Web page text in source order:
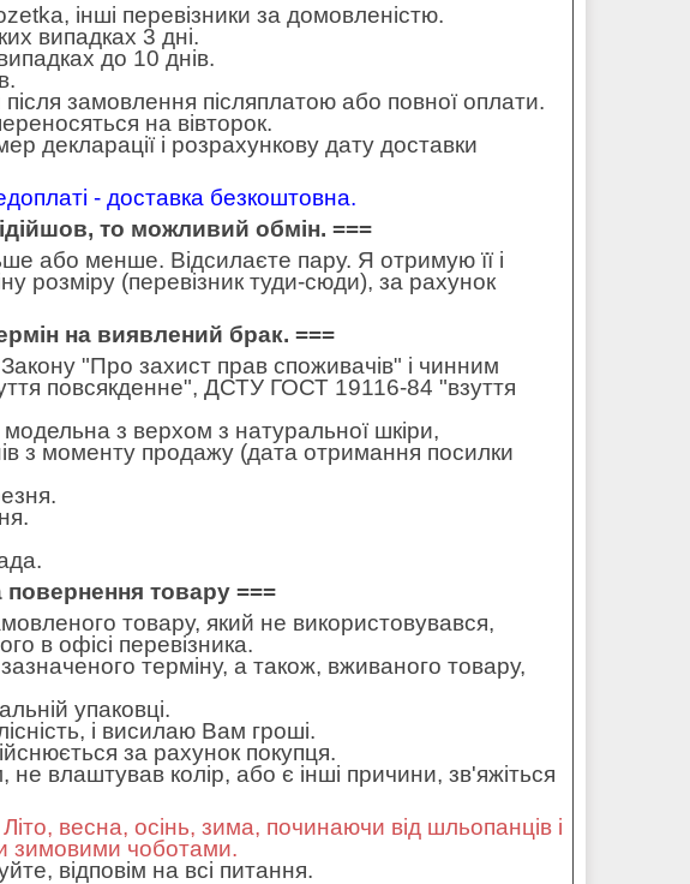
інші перевізники за домовленістю.
випадках 3 дні.
до 10 днів.
замовлення післяплатою або повної оплати.
на вівторок.
декларації і розрахункову дату доставки
- доставка безкоштовна.
то можливий обмін. ===
або менше. Відсилаєте пару. Я отримую її і
розміру (перевізник туди-сюди), за рахунок
на виявлений брак. ===
"Про захист прав споживачів" і чинним
повсякденне", ДСТУ ГОСТ 19116-84 "взуття
з верхом з натуральної шкіри,
з моменту продажу (дата отримання посилки
товару ===
товару, який не використовувався,
в офісі перевізника.
терміну, а також, вживаного товару,
упаковці.
і висилаю Вам гроші.
за рахунок покупця.
влаштував колір, або є інші причини, зв'яжіться
весна, осінь, зима, починаючи від шльопанців і
зимовими чоботами.
відповім на всі питання.